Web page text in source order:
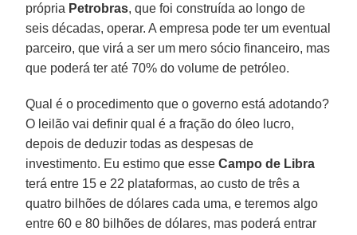
própria Petrobras, que foi construída ao longo de
seis décadas, operar. A empresa pode ter um eventual
parceiro, que virá a ser um mero sócio financeiro, mas
que poderá ter até 70% do volume de petróleo.
Qual é o procedimento que o governo está adotando?
O leilão vai definir qual é a fração do óleo lucro,
depois de deduzir todas as despesas de
investimento. Eu estimo que esseCampo de Libra
terá entre 15 e 22 plataformas, ao custo de três a
quatro bilhões de dólares cada uma, e teremos algo
entre 60 e 80 bilhões de dólares, mas poderá entrar